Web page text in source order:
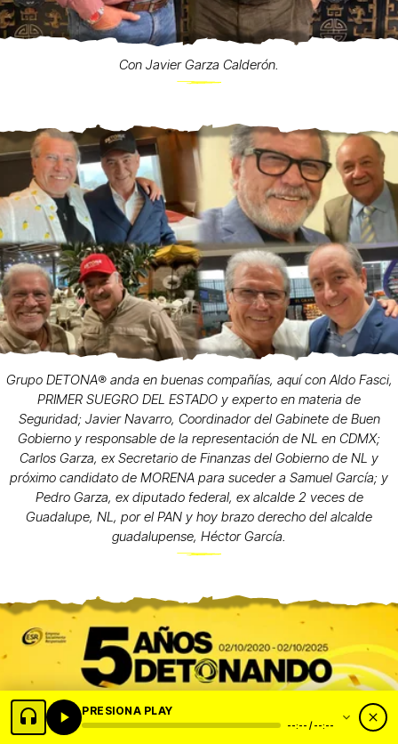
Con Javier Garza Calderón.
Grupo DETONA®️ anda en buenas compañías, aquí con Aldo Fasci,
PRIMER SUEGRO DEL ESTADO y experto en materia de
Seguridad; Javier Navarro, Coordinador del Gabinete de Buen
Gobierno y responsable de la representación de NL en CDMX;
Carlos Garza, ex Secretario de Finanzas del Gobierno de NL y
próximo candidato de MORENA para suceder a Samuel García; y
Pedro Garza, ex diputado federal, ex alcalde 2 veces de
Guadalupe, NL, por el PAN y hoy brazo derecho del alcalde
guadalupense, Héctor García.
PRESIONA PLAY
--:-- / --:--